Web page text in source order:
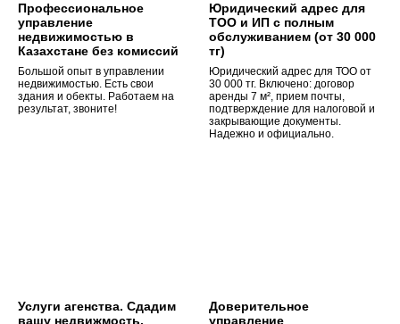
Профессиональное
управление
недвижимостью в
Казахстане без комиссий
Большой опыт в управлении
недвижимостью. Есть свои
здания и обекты. Работаем на
результат, звоните!
Юридический адрес для
ТОО и ИП с полным
обслуживанием (от 30 000
тг)
Юридический адрес для ТОО от
30 000 тг. Включено: договор
аренды 7 м², прием почты,
подтверждение для налоговой и
закрывающие документы.
Надежно и официально.
Услуги агенства. Сдадим
вашу недвижмость.
Доверительное
управление